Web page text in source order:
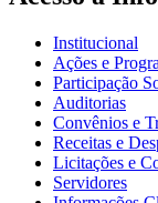
Institucional
Ações e
Participação
Auditorias
Convênios e
Receitas e
Licitações e
Servidores